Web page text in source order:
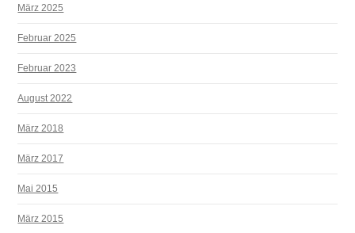
März 2025
Februar 2025
Februar 2023
August 2022
März 2018
März 2017
Mai 2015
März 2015